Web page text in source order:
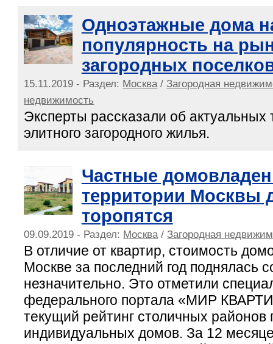
Одноэтажные дома
популярность на
загородных
15.11.2019 - Раздел: Москва/ Загородная
недвижимость
Эксперты рассказали об
элитного загородного жилья.
Частные
территории Москвы
торопятся
09.09.2019 - Раздел: Москва/Загородная
В отличие от квартир, стоимость
Москве за последний год поднялась
незначительно. Это отметили
федерального портала «МИР
текущий рейтинг столичных районов
индивидуальных домов. За 12